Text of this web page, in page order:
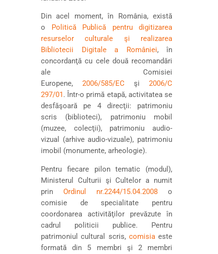
Din acel moment, în România, există
o
Politică Publică pentru digitizarea
resurselor culturale şi realizarea
Bibliotecii Digitale a României, în
concordanţă cu cele două recomandări
ale Comisiei
Europene, 2006/585/EC şi 2006/C
297/01 . Într-o primă etapă, activitatea se
desfăşoară pe 4 direcţii: patrimoniu
scris (biblioteci), patrimoniu mobil
(muzee, colecţii), patrimoniu audio-
vizual (arhive audio-vizuale), patrimoniu
imobil (monumente, arheologie).
Pentru fiecare pilon tematic (modul),
Ministerul Culturii şi Cultelor a numit
prin Ordinul nr.2244/15.04.2008 o
comisie de specialitate pentru
coordonarea activităţilor prevăzute în
cadrul politicii publice. Pentru
patrimoniul cultural scris, comisiaeste
formată din 5 membri şi 2 membri